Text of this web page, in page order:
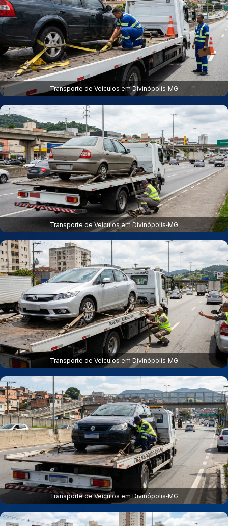
Transporte de Veículos em Divinópolis‑MG
Transporte de Veículos em Divinópolis‑MG
Transporte de Veículos em Divinópolis‑MG
Transporte de Veículos em Divinópolis‑MG